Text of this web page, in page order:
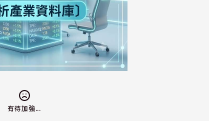
有待加強...